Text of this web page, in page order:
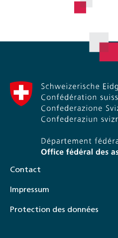
Contact
Impressum
Protection des données